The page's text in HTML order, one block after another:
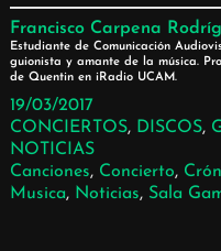
Francisco Carpena
Estudiante de Comunicación
guionista y amante de la música.
de Quentin en iRadio UCAM.
19/03/2017
CONCIERTOS, DISCOS,
NOTICIAS
Canciones, Concierto,
Musica, Noticias, Sala